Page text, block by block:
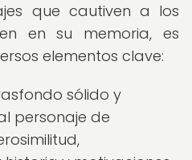
que cautiven a los
en su memoria, es
elementos clave:
sólido y
personaje de